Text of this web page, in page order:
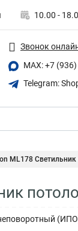
10.00 -
Звонок
MAX: +7
Telegram:
ML178